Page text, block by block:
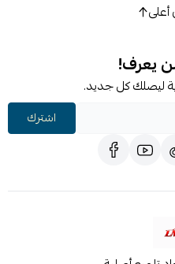
أعلى
يعرف!
ليصلك كل جديد.
اشترك